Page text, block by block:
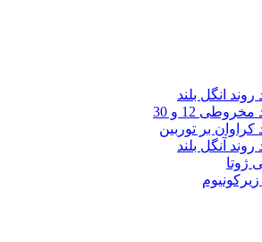
روند انگل بلند
12 و 30
کراوان بر توربین
روند آنگل بلند
ژوتا